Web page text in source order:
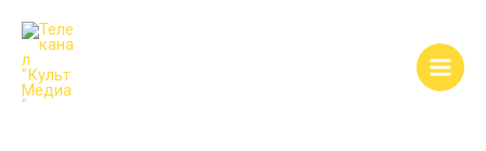
содержимому
navigation